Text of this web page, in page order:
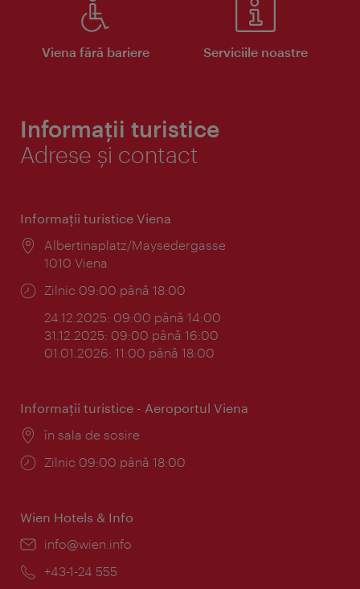
Viena fără bariere Serviciile noastre
Informații turistice
Adrese și contact
Informaţii turistice Viena
Locul:
Albertinaplatz/Maysedergasse
1010 Viena
Program:
Zilnic 09:00 până 18:00
24.12.2025: 09:00 până 14:00
31.12.2025: 09:00 până 16:00
01.01.2026: 11:00 până 18:00
Informaţii turistice - Aeroportul Viena
Locul:
în sala de sosire
Program:
Zilnic 09:00 până 18:00
Wien Hotels & Info
E-
info@wien.info
Telefon:
+43-1-24 555